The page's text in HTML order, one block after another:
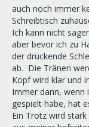
auch noch immer
Schreibtisch
Ich kann nicht
aber bevor ich zu
der drückende
ab. Die Tränen
Kopf wird klar und
Immer dann, wenn
gespielt habe, hat
Ein Trotz wird